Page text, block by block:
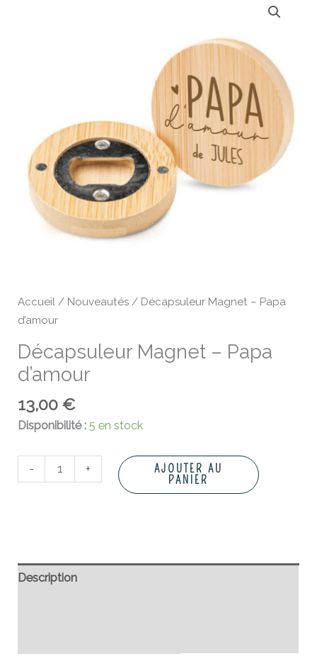
Accueil / Nouveautés / Décapsuleur Magnet – Papa
d’amour
Décapsuleur Magnet – Papa
d’amour
13,00€
Disponibilité : 5 en stock
- +
AJOUTER AU
PANIER
Description